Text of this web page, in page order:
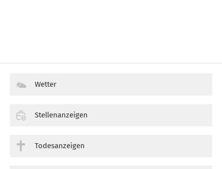
Wetter
Stellenanzeigen
Todesanzeigen